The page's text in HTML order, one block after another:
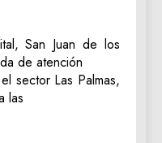
San Juan de los
de atención
sector Las Palmas,
las